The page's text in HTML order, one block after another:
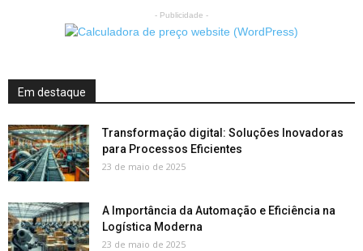
- Publicidade -
Em destaque
Transformação digital: Soluções Inovadoras
para Processos Eficientes
23 de maio de 2025
A Importância da Automação e Eficiência na
Logística Moderna
23 de maio de 2025